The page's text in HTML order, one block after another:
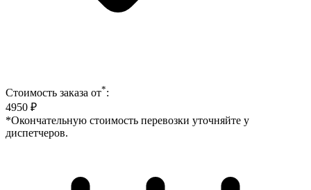
Стоимость заказа от*:
4950 ₽
*Окончательную стоимость перевозки уточняйте у
диспетчеров.